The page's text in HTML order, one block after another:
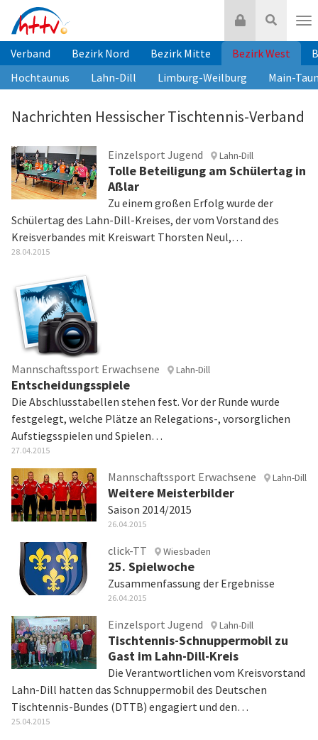
Inhalt
springen
Suche
Login
Verband Bezirk Nord Bezirk Mitte Bezirk West
Hochtaunus
Lahn-Dill Limburg-Weilburg Main-
Nachrichten Hessischer Tischtennis-Verband
Einzelsport Jugend Lahn-Dill
Tolle Beteiligung am Schülertag in
Aßlar
Zu einem großen Erfolg wurde der
Schülertag des Lahn-Dill-Kreises, der vom Vorstand des
Kreisverbandes mit Kreiswart Thorsten Neul,…
28.04.2015
Mannschaftssport Erwachsene Lahn-Dill
Entscheidungsspiele
Die Abschlusstabellen stehen fest. Vor der Runde wurde
festgelegt, welche Plätze an Relegations-, vorsorglichen
Aufstiegsspielen und Spielen…
27.04.2015
Mannschaftssport Erwachsene Lahn-Dill
Weitere Meisterbilder
Saison 2014/2015
26.04.2015
click-TT Wiesbaden
25. Spielwoche
Zusammenfassung der Ergebnisse
26.04.2015
Einzelsport Jugend Lahn-Dill
Tischtennis-Schnuppermobil zu
Gast im Lahn-Dill-Kreis
Die Verantwortlichen vom Kreisvorstand
Lahn-Dill hatten das Schnuppermobil des Deutschen
Tischtennis-Bundes (DTTB) engagiert und den…
25.04.2015